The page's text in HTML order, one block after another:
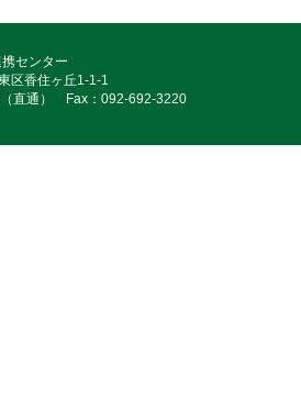
センター
区香住ヶ丘1-1-1
直通） Fax：092‐692‐3220